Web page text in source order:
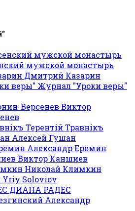
мужской монастырь
Дмитрий Казарин
Журнал "Уроки веры"
Виктор
Терентiй Травнiкъ
Алексей Гушан
Александр Ерёмин
Виктор Каншиев
Николай Климкин
Yriy Soloviov
ДИАНА РАДЕС
Александр